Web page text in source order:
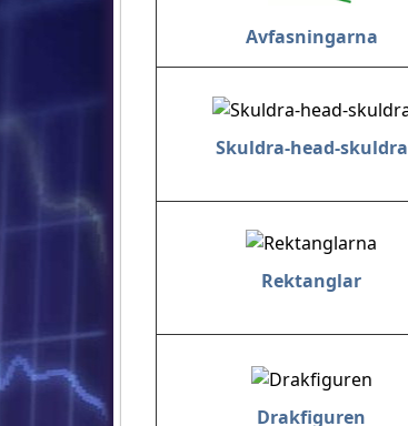
Avfasningarna
Skuldra-head-skuldra
Rektanglar
Drakfiguren